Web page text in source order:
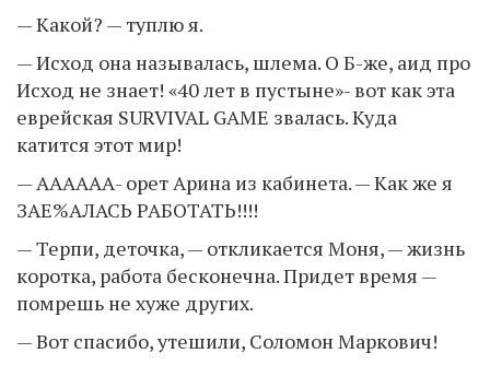
— Какой? — туплю я.
— Исход она называлась, шлема. О Б-же, аид про
Исход не знает! «40 лет в пустыне»- вот как эта
еврейская SURVIVAL GAME звалась. Куда
катится этот мир!
— АААААА- орет Арина из кабинета. — Как же я
ЗАЕ%АЛАСЬ РАБОТАТЬ!!!!
— Терпи, деточка, — откликается Моня, — жизнь
коротка, работа бесконечна. Придет время —
помрешь не хуже других.
— Вот спасибо, утешили, Соломон Маркович!